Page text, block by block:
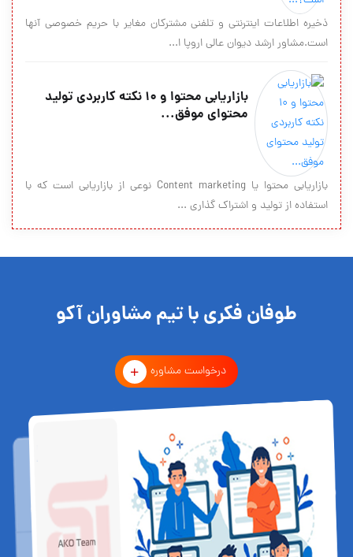
ذخیره اطلاعات اینترنتی و تلفنی مشترکان مغایر با حریم خصوصی آنها
است.مشاور ارشد دیوان عالی اروپا ا...
بازاریابی محتوا و 10 نکته کاربردی تولید
محتوای موفق...
بازاریابی محتوا یا Content marketing نوعی از بازاریابی است که با
استفاده از تولید و اشتراک گذاری ...
طوفان فکری با تیم مشاوران آکو
درخواست مشاوره